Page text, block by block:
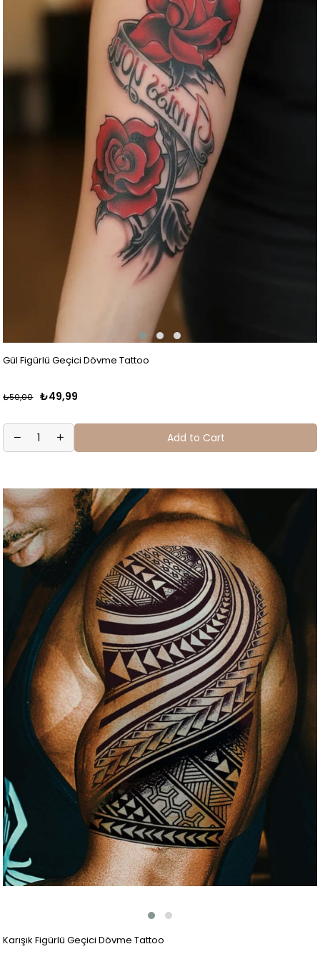
Gül Figürlü Geçici Dövme Tattoo
₺50,00 ₺49,99
Add to Cart
Karışık Figürlü Geçici Dövme Tattoo